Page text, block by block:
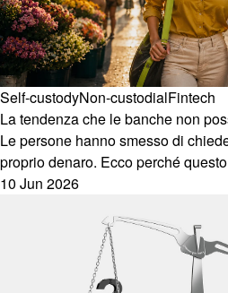
Self-custodyNon-custodialFintech
La tendenza che le banche non
Le persone hanno smesso di
proprio denaro. Ecco perché
10 Jun 2026